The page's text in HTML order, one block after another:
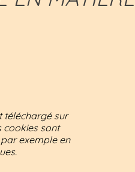
téléchargé sur
cookies sont
exemple en